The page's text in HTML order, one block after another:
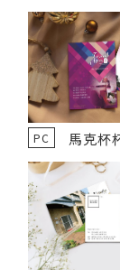
馬克杯
PC